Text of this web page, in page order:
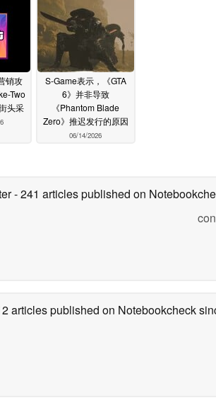
销攻
Two
头采
S-Game表示，《GTA
6》并非导致
《Phantom Blade
Zero》推迟发行的原因
06/14/2026
- 241 articles published on
articles published on Notebookcheck